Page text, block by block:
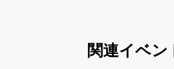
関連イベン